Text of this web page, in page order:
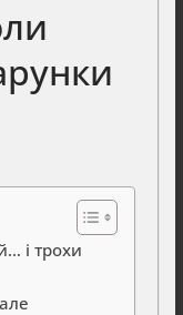
і трохи